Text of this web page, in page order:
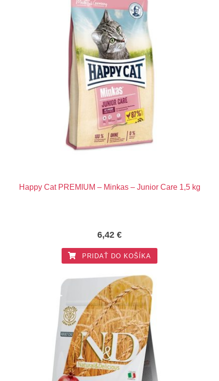
Happy Cat PREMIUM – Minkas – Junior Care 1,5 kg
6,42 €
PRIDAŤ DO KOŠÍKA